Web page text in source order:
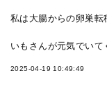
私は大腸からの卵巣転
いもさんが元気でい
2025-04-19 10:49:49